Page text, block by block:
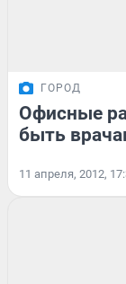
ГОРОД
Офисные
быть
11 апреля, 2012,